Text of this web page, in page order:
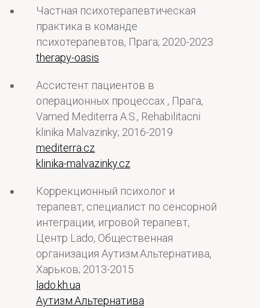
Частная психотерапевтическая
практика в команде
психотерапевтов, Прага; 2020-2023
therapy-oasis
Ассистент пациентов в
операционных процессах , Прага,
Vamed Mediterra A.S., Rehabilitacni
klinika Malvazinky; 2016-2019
mediterra.cz
klinika-malvazinky.cz
Коррекционный психолог и
терапевт, специалист по сенсорной
интеграции, игровой терапевт,
Центр Lado, Общественная
организация Аутизм.Альтернатива,
Харьков; 2013-2015
lado.kh.ua
Аутизм.Альтернатива